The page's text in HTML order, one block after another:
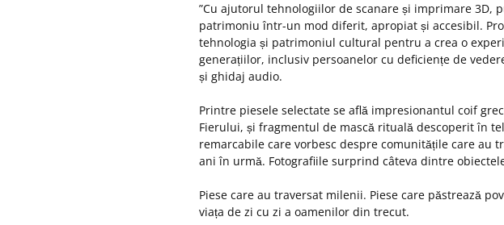
”Cu ajutorul tehnologiilor de scanare și imprimare 3D,
patrimoniu într-un mod diferit, apropiat și accesibil.
tehnologia și patrimoniul cultural pentru a crea o
generațiilor, inclusiv persoanelor cu deficiențe de
și ghidaj audio.
Printre piesele selectate se află impresionantul coif
Fierului, și fragmentul de mască rituală descoperit în
remarcabile care vorbesc despre comunitățile care au
ani în urmă. Fotografiile surprind câteva dintre
Piese care au traversat milenii. Piese care păstrează
viața de zi cu zi a oamenilor din trecut.